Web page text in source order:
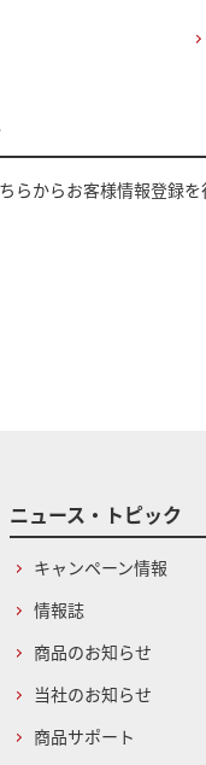
らからお客様情報登録
ニュース・トピック
キャンペーン情報
情報誌
商品のお知らせ
当社のお知らせ
商品サポート